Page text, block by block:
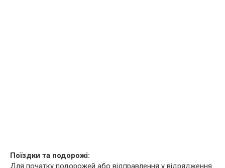
Поїздки та подорожі:
Для початку подорожей або відправлення у відрядження